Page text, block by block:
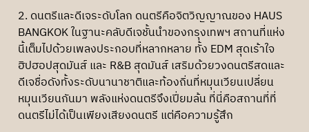
2. ดนตรีและดีเจระดับโลก ดนตรีคือจิตวิญญาณของ HAUS
BANGKOK ในฐานะคลับดีเจชั้นนำของกรุงเทพฯ สถานที่แห่ง
นี้เต็มไปด้วยเพลงประกอบที่หลากหลาย ทั้ง EDM สุดเร้าใจ
ฮิปฮอปสุดมันส์ และ R&B สุดมันส์ เสริมด้วยวงดนตรีสดและ
ดีเจชื่อดังทั้งระดับนานาชาติและท้องถิ่นที่หมุนเวียนเปลี่ยน
หมุนเวียนกันมา พลังแห่งดนตรีจึงเปี่ยมล้น ที่นี่คือสถานที่ที่
ดนตรีไม่ได้เป็นเพียงเสียงดนตรี แต่คือความรู้สึก